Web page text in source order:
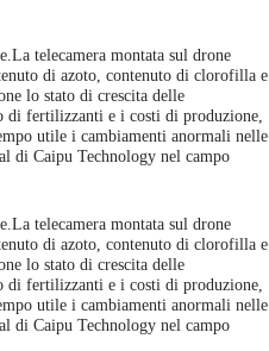
telecamera montata sul drone
di azoto, contenuto di clorofilla e
lo stato di crescita delle
di fertilizzanti e i costi di produzione,
utile i cambiamenti anormali nelle
di Caipu Technology nel campo
telecamera montata sul drone
di azoto, contenuto di clorofilla e
lo stato di crescita delle
di fertilizzanti e i costi di produzione,
utile i cambiamenti anormali nelle
di Caipu Technology nel campo